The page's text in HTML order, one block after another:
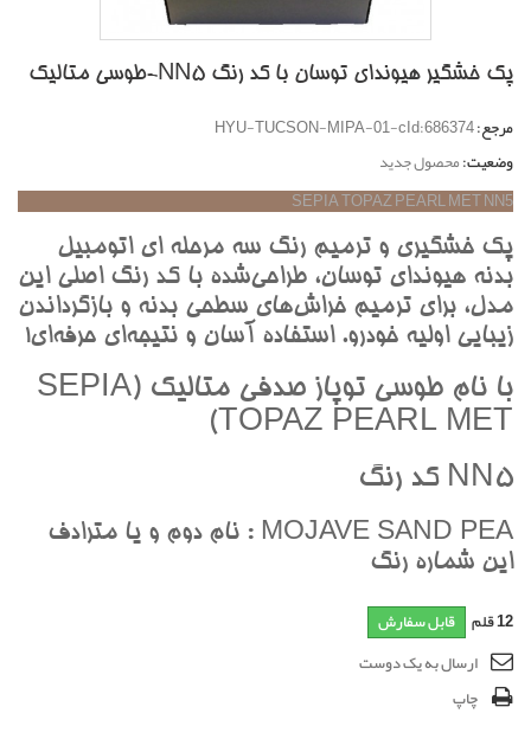
پک خشگير هیوندای توسان با کد رنگ NN5-طوسي متاليک
مرجع:HYU-TUCSON-MIPA-01-cId:686374
وضعیت:محصول جدید
SEPIA TOPAZ PEARL MET NN5
پک خشگيري و ترميم رنگ سه مرحله اي اتومبيل
بدنه هيونداي توسان، طراحي‌شده با کد رنگ اصلي اين
مدل، براي ترميم خراش‌هاي سطحي بدنه و بازگرداندن
زيبايي اوليه خودرو. استفاده آسان و نتيجه‌اي حرفه‌اي!
با نام طوسي توپاز صدفي متاليک (SEPIA
TOPAZ PEARL MET)
NN5 کد رنگ
MOJAVE SAND PEA : نام دوم و يا مترادف
اين شماره رنگ
12قلم قابل سفارش
ارسال به یک دوست
چاپ